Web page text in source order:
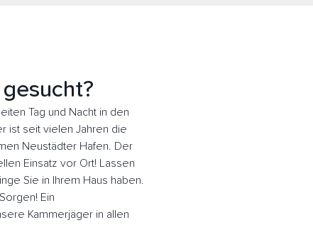
Tag und Nacht in den
ist seit vielen Jahren die
Neustädter Hafen. Der
Einsatz vor Ort! Lassen
Sie in Ihrem Haus haben.
Ein
Kammerjäger in allen